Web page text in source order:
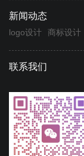
新闻动态
logo设计 商标设计
联系我们